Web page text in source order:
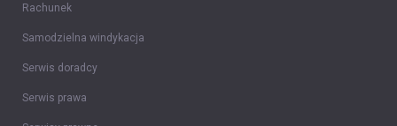
Rachunek
Samodzielna windykacja
Serwis doradcy
Serwis prawa